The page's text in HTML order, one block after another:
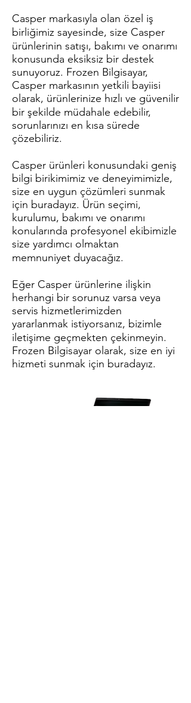
Casper markasıyla olan özel iş
birliğimiz sayesinde, size Casper
ürünlerinin satışı, bakımı ve onarımı
konusunda eksiksiz bir destek
sunuyoruz. Frozen Bilgisayar,
Casper markasının yetkili bayiisi
olarak, ürünlerinize hızlı ve güvenilir
bir şekilde müdahale edebilir,
sorunlarınızı en kısa sürede
çözebiliriz.
Casper ürünleri konusundaki geniş
bilgi birikimimiz ve deneyimimizle,
size en uygun çözümleri sunmak
için buradayız. Ürün seçimi,
kurulumu, bakımı ve onarımı
konularında profesyonel ekibimizle
size yardımcı olmaktan
memnuniyet duyacağız.
Eğer Casper ürünlerine ilişkin
herhangi bir sorunuz varsa veya
servis hizmetlerimizden
yararlanmak istiyorsanız, bizimle
iletişime geçmekten çekinmeyin.
Frozen Bilgisayar olarak, size en iyi
hizmeti sunmak için buradayız.